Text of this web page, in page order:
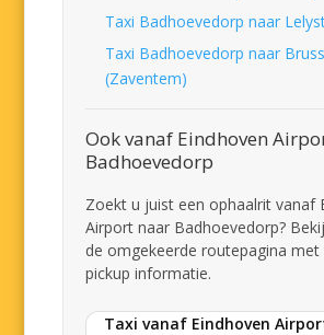
Taxi Badhoevedorp naar
Taxi Badhoevedorp naar
(Zaventem)
Ook vanaf Eindhoven
Badhoevedorp
Zoekt u juist een ophaalrit vanaf
Airport naar Badhoevedorp?
de omgekeerde routepagina
pickup informatie.
Taxi vanaf Eindhoven